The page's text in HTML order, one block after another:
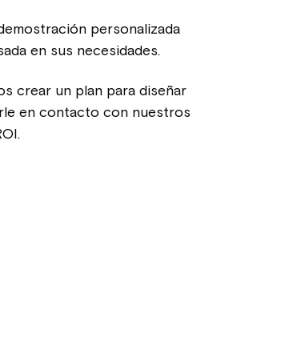
personalizada
en sus necesidades.
crear un plan para diseñar
en contacto con nuestros